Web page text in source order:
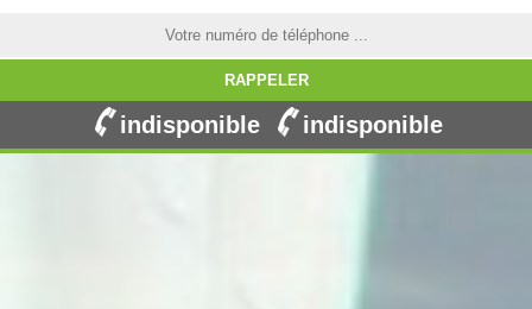
indisponible indisponible